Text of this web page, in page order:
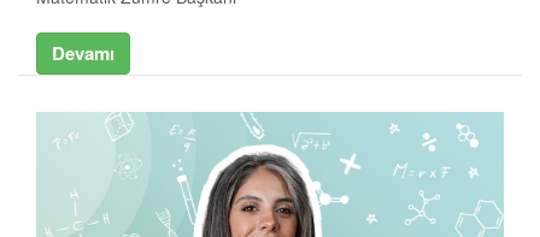
Devamı